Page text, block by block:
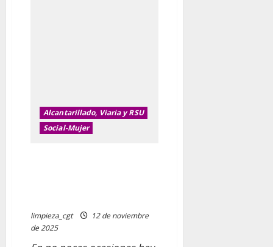
Alcantarillado, Viaria y RSU
Social-Mujer
limpieza_cgt
12 de noviembre
de 2025